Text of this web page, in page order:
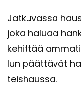
Jat­ku­vas­sa
joka ha­lu­aa
ke­hit­tää
lun päät­tä­vät
teis­haus­sa.